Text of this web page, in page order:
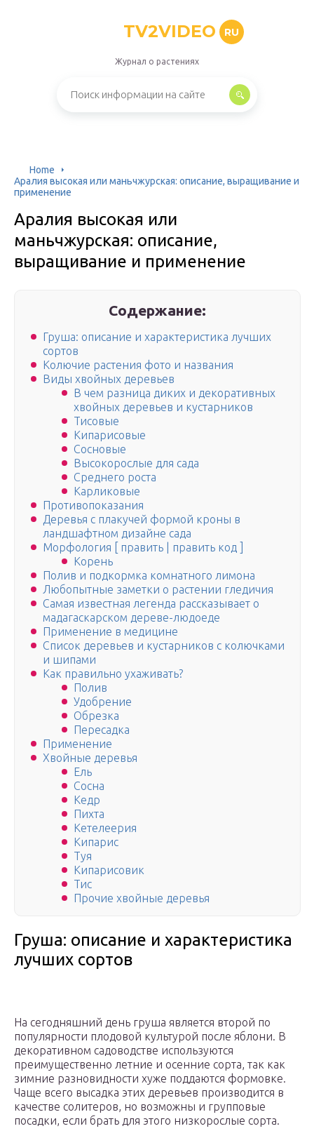
TV2VIDEO RU
Журнал о растениях
Home
Аралия высокая или маньчжурская: описание, выращивание и
применение
Аралия высокая или
маньчжурская: описание,
выращивание и применение
Содержание:
Груша: описание и характеристика лучших
сортов
Колючие растения фото и названия
Виды хвойных деревьев
В чем разница диких и декоративных
хвойных деревьев и кустарников
Тисовые
Кипарисовые
Сосновые
Высокорослые для сада
Среднего роста
Карликовые
Противопоказания
Деревья с плакучей формой кроны в
ландшафтном дизайне сада
Морфология [ править | править код ]
Корень
Полив и подкормка комнатного лимона
Любопытные заметки о растении гледичия
Самая известная легенда рассказывает о
мадагаскарском дереве-людоеде
Применение в медицине
Список деревьев и кустарников с колючками
и шипами
Как правильно ухаживать?
Полив
Удобрение
Обрезка
Пересадка
Применение
Хвойные деревья
Ель
Сосна
Кедр
Пихта
Кетелеерия
Кипарис
Туя
Кипарисовик
Тис
Прочие хвойные деревья
Груша: описание и характеристика
лучших сортов
На сегодняшний день груша является второй по
популярности плодовой культурой после яблони. В
декоративном садоводстве используются
преимущественно летние и осенние сорта, так как
зимние разновидности хуже поддаются формовке.
Чаще всего высадка этих деревьев производится в
качестве солитеров, но возможны и групповые
посадки, если брать для этого низкорослые сорта.